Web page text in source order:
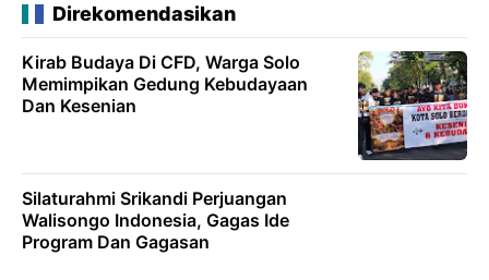
Direkomendasikan
Kirab Budaya Di CFD, Warga Solo
Memimpikan Gedung Kebudayaan
Dan Kesenian
Silaturahmi Srikandi Perjuangan
Walisongo Indonesia, Gagas Ide
Program Dan Gagasan